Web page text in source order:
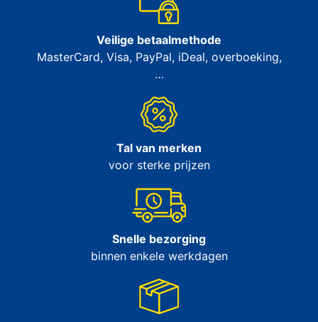
Veilige betaalmethode
MasterCard, Visa, PayPal, iDeal, overboeking,
…
Tal van merken
voor sterke prijzen
Snelle bezorging
binnen enkele werkdagen